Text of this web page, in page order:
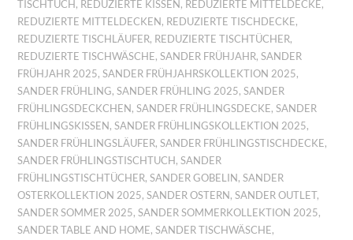
TISCHTUCH , REDUZIERTE KISSEN , REDUZIERTE MITTELDECKE,
REDUZIERTE MITTELDECKEN , REDUZIERTE TISCHDECKE,
REDUZIERTE TISCHLÄUFER, REDUZIERTE TISCHTÜCHER,
REDUZIERTE TISCHWÄSCHE,SANDER FRÜHJAHR,SANDER
FRÜHJAHR 2025,SANDER FRÜHJAHRSKOLLEKTION 2025,
SANDER FRÜHLING,SANDER FRÜHLING 2025,SANDER
FRÜHLINGSDECKCHEN ,SANDER FRÜHLINGSDECKE,SANDER
FRÜHLINGSKISSEN ,SANDER FRÜHLINGSKOLLEKTION 2025,
SANDER FRÜHLINGSLÄUFER,SANDER FRÜHLINGSTISCHDECKE,
SANDER FRÜHLINGSTISCHTUCH ,SANDER
FRÜHLINGSTISCHTÜCHER,SANDER GOBELIN ,SANDER
OSTERKOLLEKTION 2025,SANDER OSTERN ,SANDER OUTLET,
SANDER SOMMER 2025,SANDER SOMMERKOLLEKTION 2025,
SANDER TABLE AND HOME,SANDER TISCHWÄSCHE,